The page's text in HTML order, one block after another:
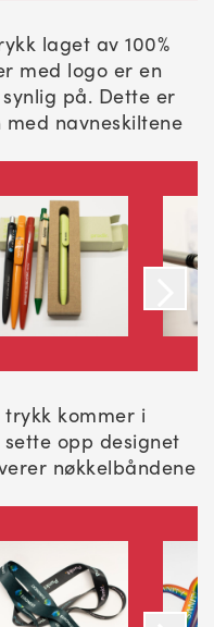
laget av 100%
med logo er en
på. Dette er
navneskiltene
kommer i
opp designet
nøkkelbåndene